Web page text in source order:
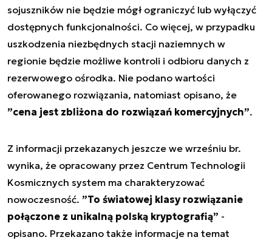
sojuszników nie będzie mógł ograniczyć lub wyłączyć
dostępnych funkcjonalności. Co więcej, w przypadku
uszkodzenia niezbędnych stacji naziemnych w
regionie będzie możliwe kontroli i odbioru danych z
rezerwowego ośrodka. Nie podano wartości
oferowanego rozwiązania, natomiast opisano, że
”cena jest zbliżona do rozwiązań komercyjnych”.
Z informacji przekazanych jeszcze we wrześniu br.
wynika, że opracowany przez Centrum Technologii
Kosmicznych system ma charakteryzować
nowoczesność. ”To światowej klasy rozwiązanie
połączone z unikalną polską kryptografią” -
opisano. Przekazano także informacje na temat